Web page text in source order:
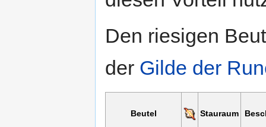
Den riesigen
der Gilde der
Beutel Stauraum